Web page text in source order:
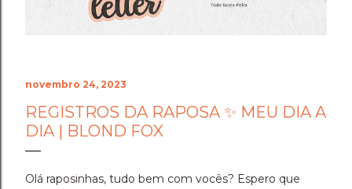
acervo de 7 anos de dedicação desaparecer duas
vezes seguidas testou os limites da min...
novembro 24, 2023
REGISTROS DA RAPOSA ✨ MEU DIA A
DIA | BLOND FOX
Olá raposinhas, tudo bem com vocês? Espero que